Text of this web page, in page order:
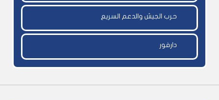
حرب الجيش والدعم السريع
دارفور